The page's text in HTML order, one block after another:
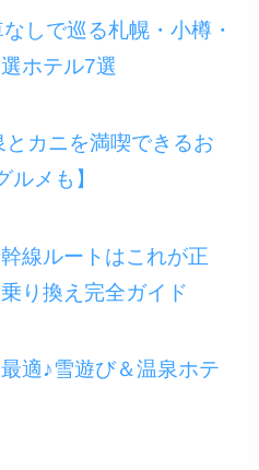
しで巡る札幌・小樽・
ホテル7選
カニを満喫できるお
メも】
線ルートはこれが正
り換え完全ガイド
適♪雪遊び＆温泉ホテ